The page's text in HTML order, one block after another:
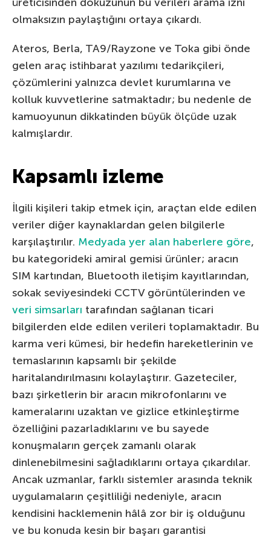
olmaksızın paylaştığını ortaya çıkardı.
Ateros, Berla, TA9/Rayzone ve Toka gibi önde
gelen araç istihbarat yazılımı tedarikçileri,
çözümlerini yalnızca devlet kurumlarına ve
kolluk kuvvetlerine satmaktadır; bu nedenle de
kamuoyunun dikkatinden büyük ölçüde uzak
kalmışlardır.
Kapsamlı izleme
İlgili kişileri takip etmek için, araçtan elde edilen
veriler diğer kaynaklardan gelen bilgilerle
karşılaştırılır. Medyada yer alan haberlere göre,
bu kategorideki amiral gemisi ürünler; aracın
SIM kartından, Bluetooth iletişim kayıtlarından,
sokak seviyesindeki CCTV görüntülerinden ve
veri simsarları tarafından sağlanan ticari
bilgilerden elde edilen verileri toplamaktadır. Bu
karma veri kümesi, bir hedefin hareketlerinin ve
temaslarının kapsamlı bir şekilde
haritalandırılmasını kolaylaştırır. Gazeteciler,
bazı şirketlerin bir aracın mikrofonlarını ve
kameralarını uzaktan ve gizlice etkinleştirme
özelliğini pazarladıklarını ve bu sayede
konuşmaların gerçek zamanlı olarak
dinlenebilmesini sağladıklarını ortaya çıkardılar.
Ancak uzmanlar, farklı sistemler arasında teknik
uygulamaların çeşitliliği nedeniyle, aracın
kendisini hacklemenin hâlâ zor bir iş olduğunu
ve bu konuda kesin bir başarı garantisi